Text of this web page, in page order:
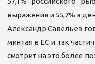
выражении и 55,7% в
Александр Савельев
минтая в ЕС и так
смотрит на это более